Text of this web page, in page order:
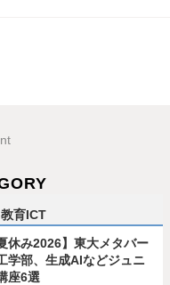
教育ICT
夏休み2026】東大メタバー
学部、生成AIなどジュニ
座6選